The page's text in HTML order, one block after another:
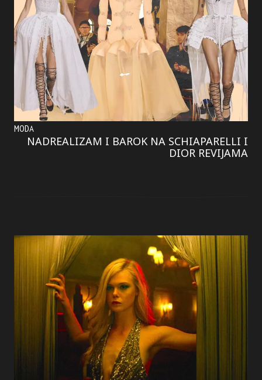
MODA
NADREALIZAM I BAROK NA SCHIAPARELLI I
DIOR REVIJAMA